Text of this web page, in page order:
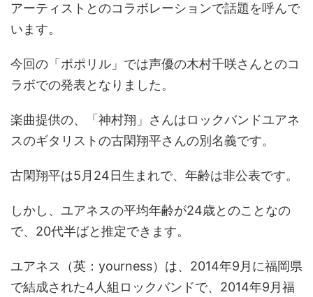
アーティストとのコラボレーションで話題を呼んで
います。
今回の「ポポリル」では声優の木村千咲さんとのコ
ラボでの発表となりました。
楽曲提供の、「神村翔」さんはロックバンドユアネ
スのギタリストの古閑翔平さんの別名義です。
古閑翔平は5月24日生まれで、年齢は非公表です。
しかし、ユアネスの平均年齢が24歳とのことなの
で、20代半ばと推定できます。
ユアネス（英：yourness）は、2014年9月に福岡県
で結成された4人組ロックバンドで、2014年9月福